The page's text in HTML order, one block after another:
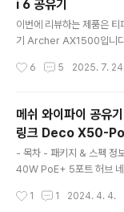
를 지원으로 더 많은 기기
을 제공하는데요. 마침
제품을 활용한 EasyMesh
쉬 구성을 리뷰를 통해 꼼
i 6 공유기
이번에 리뷰하는 제품은
기 Archer AX1500입니다
지만 여전히 많은 분들이
로 부담 없는 가격, Wi-Fi 6
Link 특유의 간편한 설정과
루 갖춘 제품으로 어떤 특
펴보겠습니다. 리뷰~
특징들이 인쇄되어 있어 제
6 5 2025. 7. 24.
메쉬 와이파이 공유
링크 Deco X50-
- 목차 - 패키지 & 스펙 정
40W PoE+ 5포트 허브
Wi-Fi를 구성할 수 있는
1 1 2024. 4. 4.